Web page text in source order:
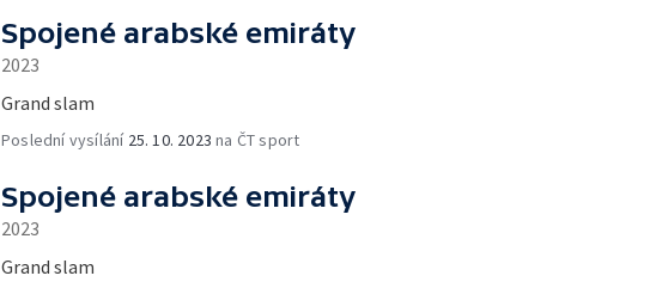
Spojené arabské emiráty
2023
Grand slam
Poslední vysílání 25. 10. 2023 na ČT sport
Spojené arabské emiráty
2023
Grand slam